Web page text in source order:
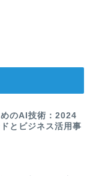
のAI技術：2024
とビジネス活用事